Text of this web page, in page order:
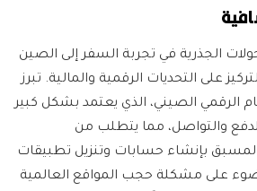
الجذرية في تجربة السفر إلى الصين
على التحديات الرقمية والمالية. تبرز
الرقمي الصيني، الذي يعتمد بشكل كبير
والتواصل، مما يتطلب من
بإنشاء حسابات وتنزيل تطبيقات
على مشكلة حجب المواقع العالمية